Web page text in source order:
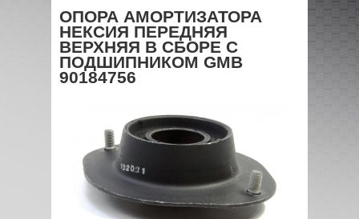
ОПОРА АМОРТИЗАТОРА
НЕКСИЯ ПЕРЕДНЯЯ
ВЕРХНЯЯ В СБОРЕ С
ПОДШИПНИКОМ GMB
90184756